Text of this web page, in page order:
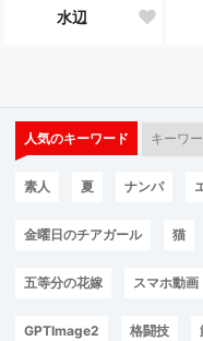
水辺
人気のキーワード キーワ
素人 夏 ナンパ
金曜日のチアガール 猫
五等分の花嫁 スマホ動画
GPTImage2 格闘技